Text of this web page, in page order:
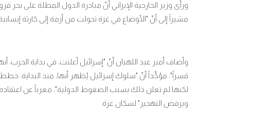
ورأى وزير الخارجية الإيراني أنّ مبادرة الدول المطلة على
مشيراً إلى أنّ "الأوضاع في غزة تحولت من أزمة إلى كارثة
وأضاف أمير عبد اللهيان أنّ "إسرائيل أعلنت، في بداية الحرب،
قسراً"، مؤكّداً أنّ "سلوك إسرائيل يُظهر أنها، منذ البداية،
لكنها لم تعلن ذلك بسبب الضغوط الدولية"، معرباً عن
ويرفض التهجير" لسكان غزة.